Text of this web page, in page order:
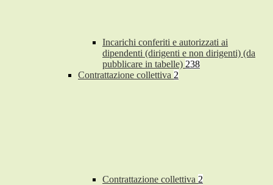
Incarichi conferiti e autorizzati ai
dipendenti (dirigenti e non dirigenti) (da
pubblicare in tabelle) 238
Contrattazione collettiva 2
Contrattazione collettiva 2